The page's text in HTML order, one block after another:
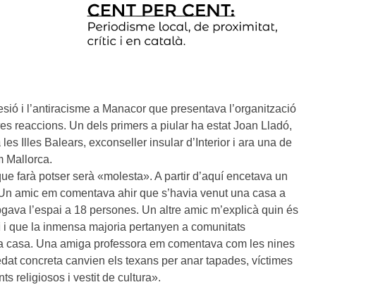
i l’antiracisme a Manacor que presentava l’organització
reaccions. Un dels primers a piular ha estat Joan Lladó,
Illes Balears, exconseller insular d’Interior i ara una de
Mallorca.
farà potser serà «molesta». A partir d’aquí encetava un
amic em comentava ahir que s’havia venut una casa a
l’espai a 18 persones. Un altre amic m’explicà quin és
que la inmensa majoria pertanyen a comunitats
casa. Una amiga professora em comentava com les nines
concreta canvien els texans per anar tapades, víctimes
religiosos i vestit de cultura».